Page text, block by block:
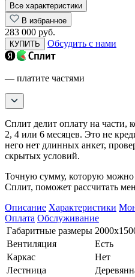
Все характеристики
В избранное
283 000 руб.
КУПИТЬ Обсудить с нами
— платите частями
Сплит делит оплату на части,
2, 4 или 6 месяцев. Это не
него нет длинных анкет,
скрытых условий.
Точную сумму, которую можно
Сплит, поможет рассчитать
Описание Характеристики
Оплата Обслуживание
Габаритные размеры
Вентиляция
Есть
Каркас
Нет
Лестница